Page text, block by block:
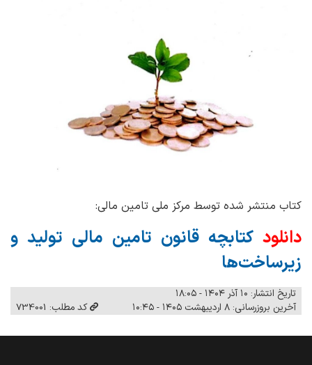
کتاب منتشر شده توسط مرکز ملی تامین مالی:
دانلود کتابچه قانون تامین مالی تولید و
زیرساخت‌ها
تاریخ انتشار: ۱۰ آذر ۱۴۰۴ - ۱۸:۰۵
آخرین بروزرسانی: ۸ اردیبهشت ۱۴۰۵ - ۱۰:۴۵
کد مطلب: 734001